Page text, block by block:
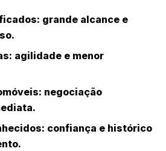
grande alcance e
agilidade e menor
negociação
confiança e histórico